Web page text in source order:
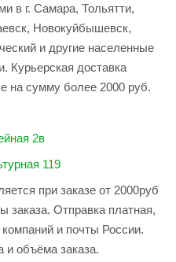
в г. Самара, Тольятти,
Новокуйбышевск,
и другие населенные
Курьерская доставка
на сумму более 2000 руб.
2в
119
при заказе от 2000руб
заказа. Отправка платная,
и почты России.
и объёма заказа.